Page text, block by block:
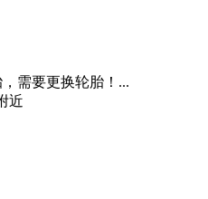
需要更换轮胎！...
近